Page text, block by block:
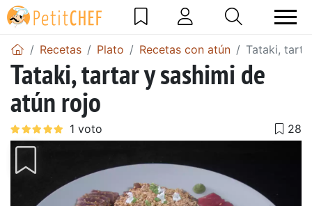
Recetas Plato Recetas con atún Tataki,
Tataki, tartar y sashimi de
atún rojo